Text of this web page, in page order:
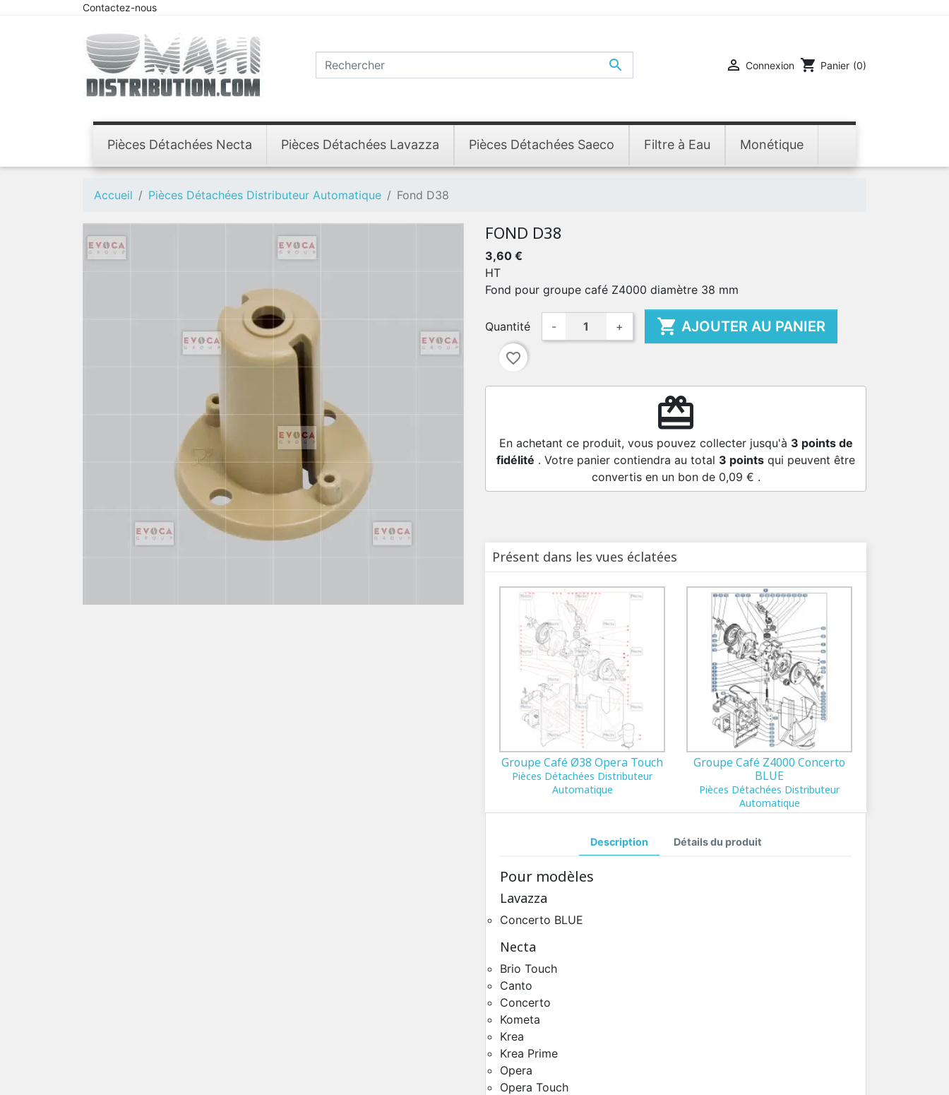
Contactez-nous
  Connexion shopping_cart Panier (0)
Pièces Détachées Necta Pièces Détachées Lavazza Pièces Détachées Saeco Filtre à Eau Monétique
Accueil Pièces Détachées Distributeur Automatique Fond D38
FOND D38
3,60 €
HT
Fond pour groupe café Z4000 diamètre 38 mm
Quantité - +  AJOUTER AU PANIER
favorite_border
redeem
En achetant ce produit, vous pouvez collecter jusqu'à 3 points de
fidélité . Votre panier contiendra au total 3 points qui peuvent être
convertis en un bon de 0,09 € .
Présent dans les vues éclatées
Groupe Café Ø38 Opera Touch
Pièces Détachées Distributeur
Automatique
Groupe Café Z4000 Concerto
BLUE
Pièces Détachées Distributeur
Automatique
Groupe Café Ø38 Krea Touch
Pièces Détachées Distributeur
Description Détails du produit
Pour modèles
Lavazza
Concerto BLUE
Necta
Brio Touch
Canto
Concerto
Kometa
Krea
Krea Prime
Opera
Opera Touch